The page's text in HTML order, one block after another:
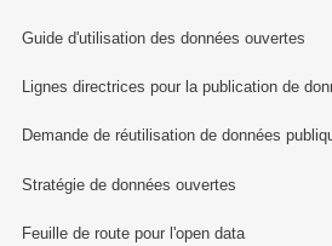
Guide d'utilisation des données ouvertes
Lignes directrices pour la publication de
Demande de réutilisation de données
Stratégie de données ouvertes
Feuille de route pour l'open data